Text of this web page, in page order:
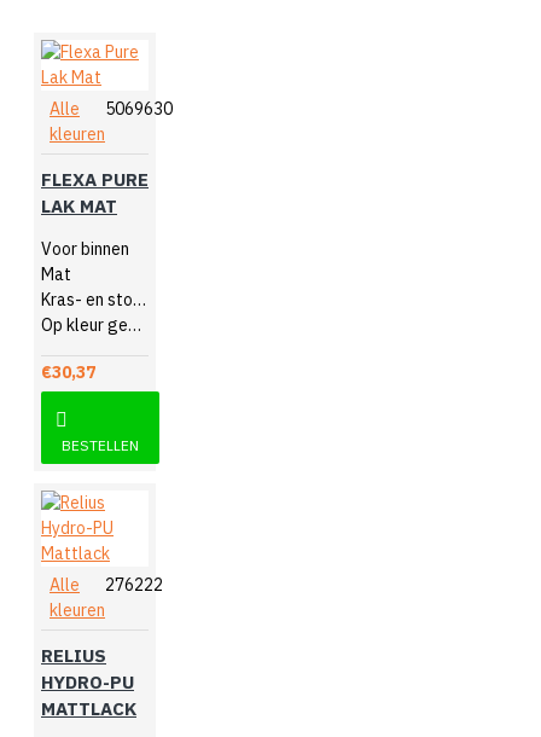
Alle
kleuren
5069630
FLEXA PURE
LAK MAT
Voor binnen
Mat
Kras- en stootvast
Op kleur gemengd
€30,37
BESTELLEN
Alle
kleuren
276222
RELIUS
HYDRO-PU
MATTLACK